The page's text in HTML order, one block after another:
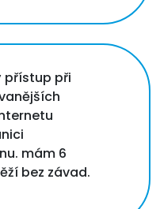
přístup při
mám 6
bez závad.